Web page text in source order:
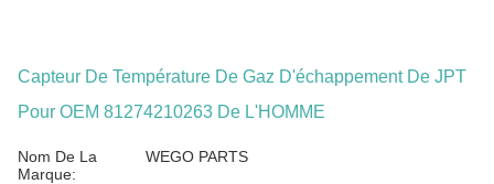
Capteur De Température De Gaz D'échappement De JPT
Pour OEM 81274210263 De L'HOMME
Nom De La
Marque:
WEGO PARTS